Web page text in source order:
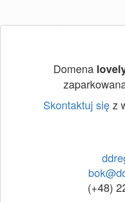
Domena
Skontaktuj sięz
(+48)